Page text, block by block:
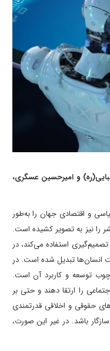
و امیرحسین عسگری،
و اقتصادی جهان را به‌طور
را نیز به تصویر کشیده است.
استفاده می‌کند، در
انسان‌ها تبدیل شده است. در
توسعه و کاربرد آن است.
را ارتقا دهند و حتی بر
حقوقی و اخلاقی قدرتمندی
باشد. در غیر این صورت،